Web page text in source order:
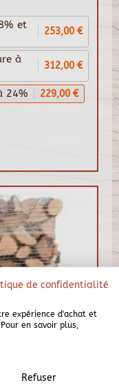
et
253,00 €
à
312,00 €
24% 229,00 €
de confidentialité
expérience d'achat et
en savoir plus,
Refuser